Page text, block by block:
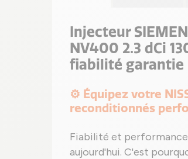
Injecteur
NV400 2.3 dCi
fiabilité garantie
⚙️ Équipez votre
reconditionnés
Fiabilité et
aujourd'hui. C'est